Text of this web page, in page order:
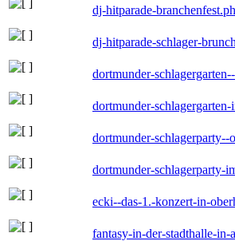
dj-hitparade-
dj-hitparade-schlager-
dortmunder-
dortmunder-
dortmunder-
dortmunder-schlagerparty-
ecki--das-1.-konzert-in-
fantasy-in-der-stadthalle-in-